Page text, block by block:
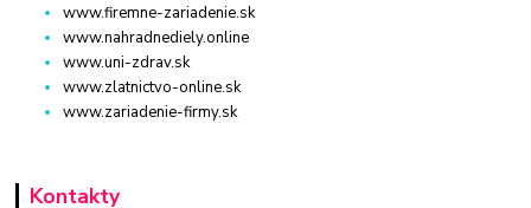
www.firemne-zariadenie.sk
www.nahradnediely.online
www.uni-zdrav.sk
www.zlatnictvo-online.sk
www.zariadenie-firmy.sk
Kontakty